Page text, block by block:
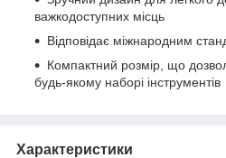
важкодоступних місць
Відповідає міжнародним
Компактний розмір, що
будь-якому наборі інструментів
Характеристики